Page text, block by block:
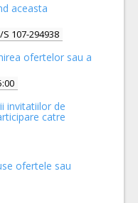
aceasta
S 107-294938
ofertelor sau a
invitatiilor de
catre
ofertele sau